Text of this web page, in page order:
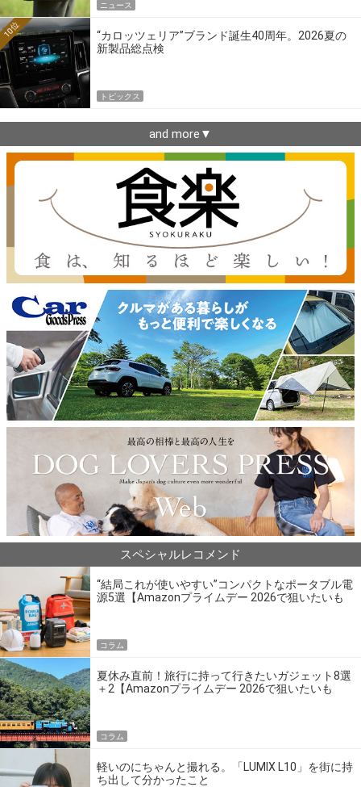
ニュース
“カロッツェリア”ブランド誕生40周年。2026夏の
新製品総点検
10位
トピックス
and more▼
スペシャルレコメンド
“結局これが使いやすい”コンパクトなポータブル電
源5選【Amazonプライムデー 2026で狙いたいも
コラム
夏休み直前！旅行に持って行きたいガジェット8選
＋2【Amazonプライムデー 2026で狙いたいも
コラム
軽いのにちゃんと撮れる。「LUMIX L10」を街に持
ち出して分かったこと